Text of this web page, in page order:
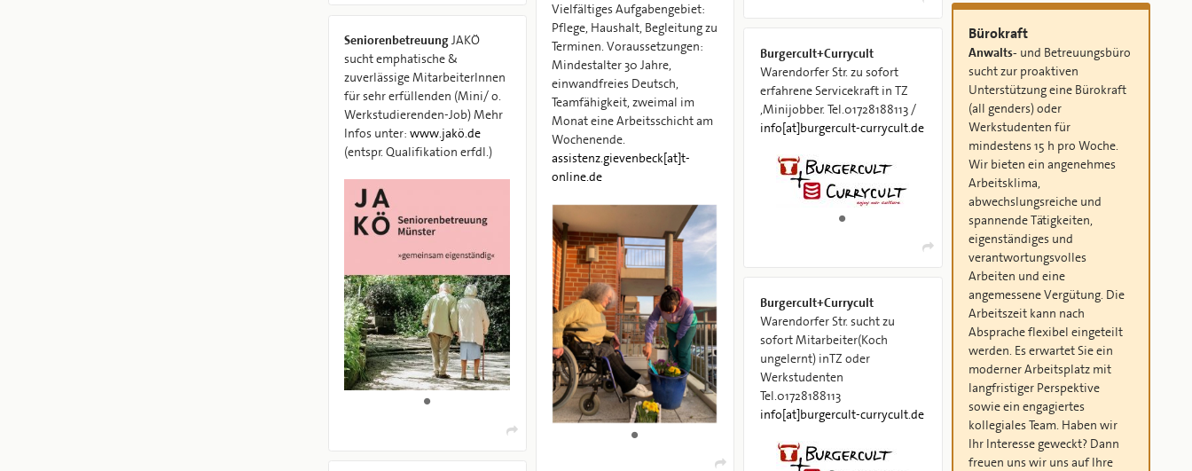
SeniorenbetreuungJAKÖ
sucht emphatische &
zuverlässige MitarbeiterInnen
für sehr erfüllenden (Mini/ o.
Werkstudierenden-Job) Mehr
Infos unter:www.​jakö.​de
(entspr. Qualifikation erfdl.)
Vielfältiges Aufgabengebiet:
Pflege, Haushalt, Begleitung zu
Terminen. Voraussetzungen:
Mindestalter 30 Jahre,
einwandfreies Deutsch,
Teamfähigkeit, zweimal im
Monat eine Arbeitsschicht am
Wochenende.
assistenz.gievenbeck[at]t-
online.de
Burgercult+Currycult
Warendorfer Str. zu sofort
erfahrene Servicekraft in TZ
,Minijobber. Tel.01728188113 /
info[at]burgercult-currycult.de
Burgercult+Currycult
Warendorfer Str. sucht zu
sofort Mitarbeiter(Koch
ungelernt) inTZ oder
Werkstudenten
Tel.01728188113
info[at]burgercult-currycult.de
Bürokraft
Anwalts- und Betreuungsbüro
sucht zur proaktiven
Unterstützung eine Bürokraft
(all genders) oder
Werkstudenten für
mindestens 15 h pro Woche.
Wir bieten ein angenehmes
Arbeitsklima,
abwechslungsreiche und
spannende Tätigkeiten,
eigenständiges und
verantwortungsvolles
Arbeiten und eine
angemessene Vergütung. Die
Arbeitszeit kann nach
Absprache flexibel eingeteilt
werden. Es erwartet Sie ein
moderner Arbeitsplatz mit
langfristiger Perspektive
sowie ein engagiertes
kollegiales Team. Haben wir
Ihr Interesse geweckt? Dann
freuen uns wir uns auf Ihre